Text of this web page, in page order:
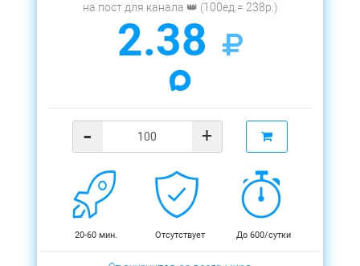
на пост для канала 👑 (100ед.= 238р.)
2.38
- +
20-60 мин. Отсутствует До 600/сутки